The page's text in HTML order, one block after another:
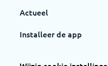
Actueel
Installeer de app